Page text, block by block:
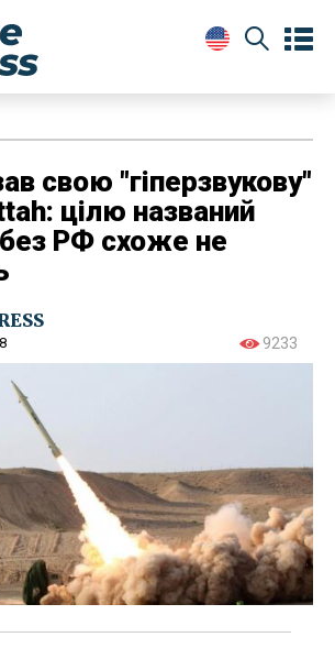
свою "гіперзвукову"
цілю названий
без РФ схоже не
9233